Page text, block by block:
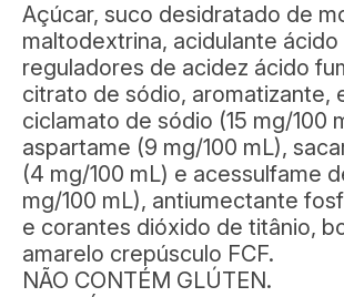
Açúcar, suco desidratado de
maltodextrina, acidulante
reguladores de acidez ácido
citrato de sódio, aromatizante,
ciclamato de sódio (15 mg/100
aspartame (9 mg/100 mL),
(4 mg/100 mL) e acessulfame
mg/100 mL), antiumectante
e corantes dióxido de titânio,
amarelo crepúsculo FCF.
NÃO CONTÉM GLÚTEN.